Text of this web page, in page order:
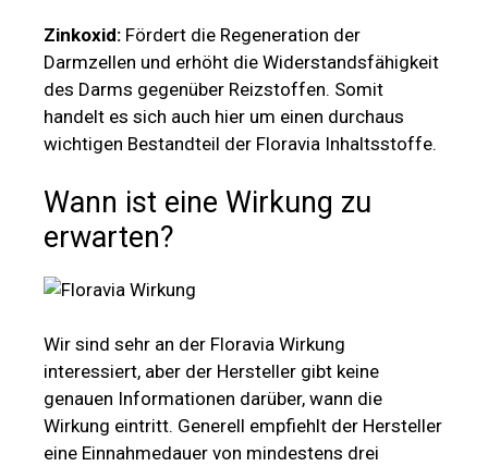
Zinkoxid: Fördert die Regeneration der
Darmzellen und erhöht die Widerstandsfähigkeit
des Darms gegenüber Reizstoffen. Somit
handelt es sich auch hier um einen durchaus
wichtigen Bestandteil der Floravia Inhaltsstoffe.
Wann ist eine Wirkung zu
erwarten?
Wir sind sehr an der Floravia Wirkung
interessiert, aber der Hersteller gibt keine
genauen Informationen darüber, wann die
Wirkung eintritt. Generell empfiehlt der Hersteller
eine Einnahmedauer von mindestens drei